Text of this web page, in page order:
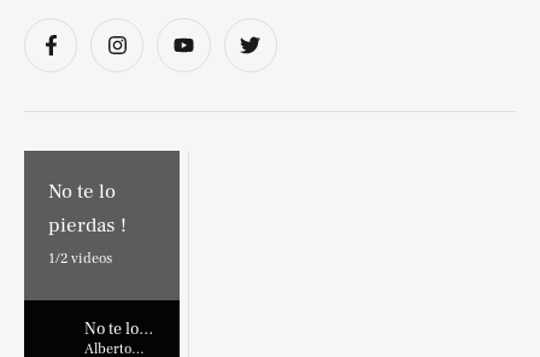
No te lo
pierdas !
1/2 videos
No te lo
pierdas !
Alberto